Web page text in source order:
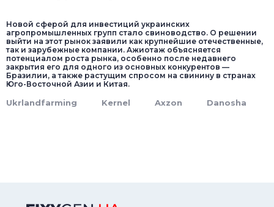
Новой сферой для инвестиций украинских
агропромышленных групп стало свиноводство. О решении
выйти на этот рынок заявили как крупнейшие отечественные,
так и зарубежные компании. Ажиотаж объясняется
потенциалом роста рынка, особенно после недавнего
закрытия его для одного из основных конкурентов —
Бразилии, а также растущим спросом на свинину в странах
Юго-Восточной Азии и Китая.
Ukrlandfarming Kernel Axzon Danosha